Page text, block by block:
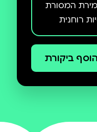
המסורת
רוחנית
יותר
–
ללהט"ב,
הוסף ביקורת